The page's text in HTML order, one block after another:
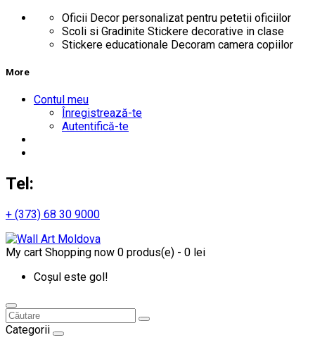
Oficii Decor personalizat pentru petetii oficiilor
Scoli si Gradinite Stickere decorative in clase
Stickere educationale Decoram camera copiilor
More
Contul meu
Înregistrează-te
Autentifică-te
Tel:
+ (373) 68 30 9000
My cart Shopping now 0 produs(e) - 0 lei
Coșul este gol!
Categorii